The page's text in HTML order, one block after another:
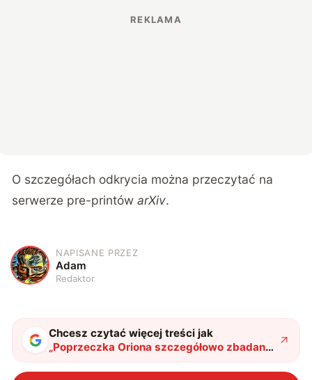
O szczegółach odkrycia można przeczytać na
serwerze pre-printówarXiv.
A
NAPISANE PRZEZ
Adam
Redaktor
Chcesz czytać więcej treści jak
„Poprzeczka Oriona szczegółowo zbadana
przez rosyjskich astronomów"?